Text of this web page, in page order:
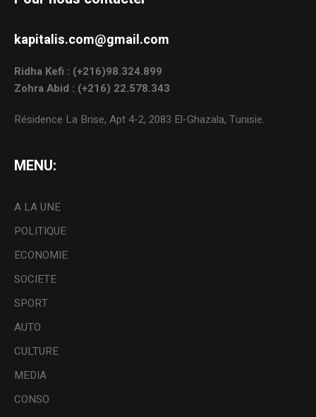
kapitalis.com@gmail.com
Ridha Kefi : (+216)98.324.899
Zohra Abid : (+216) 22.578.343
Résidence La Brise, Apt 4-2, 2083 El-Ghazala, Tunisie.
MENU:
A LA UNE
POLITIQUE
ECONOMIE
SOCIETE
SPORT
AUTO
CULTURE
MEDIA
CONSO